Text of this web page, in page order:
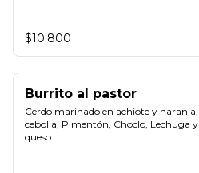
$10.800
Burrito al pastor
Cerdo marinado en achiote y naranja,
cebolla, Pimentón, Choclo, Lechuga y
queso.